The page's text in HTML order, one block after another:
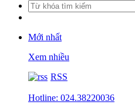
Mới nhất
Xem nhiều
RSS
Hotline: 024.38220036